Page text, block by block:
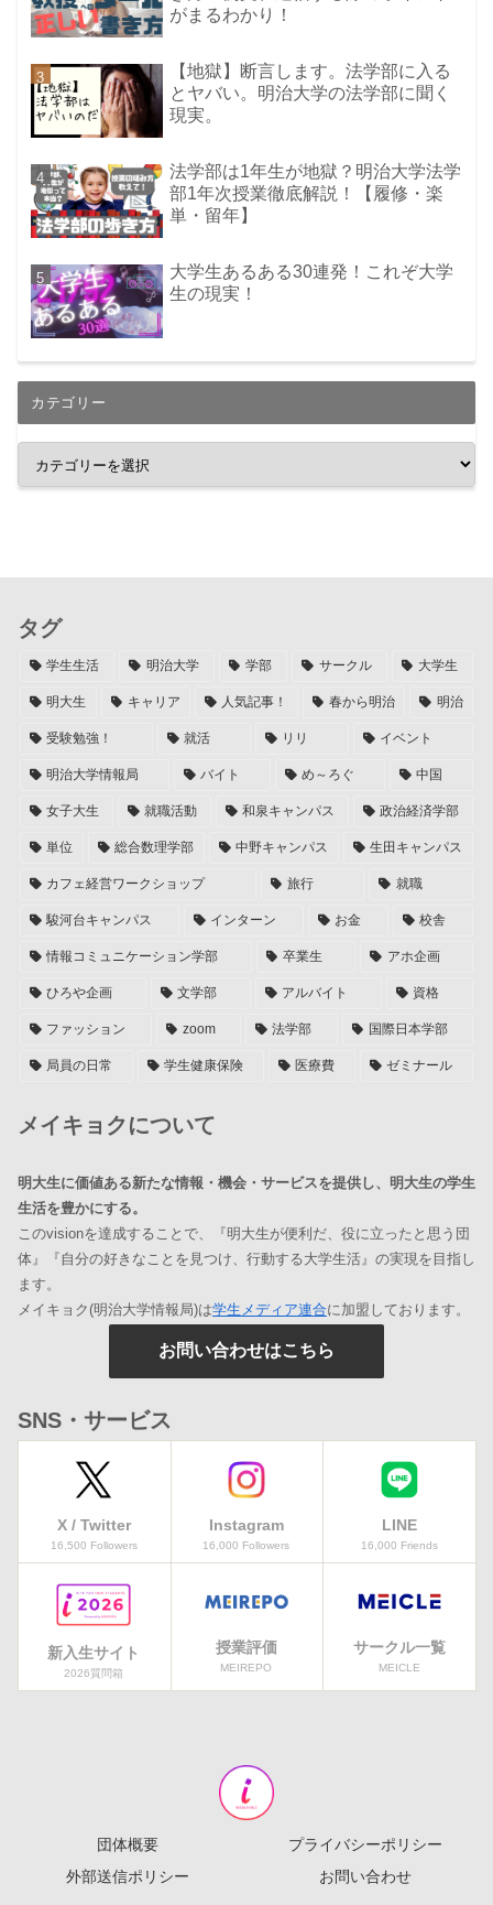
がまるわかり！
【地獄】断言します。法学部に入る
とヤバい。明治大学の法学部に聞く
現実。
法学部は1年生が地獄？明治大学法学
部1年次授業徹底解説！【履修・楽
単・留年】
大学生あるある30連発！これぞ大学
生の現実！
カテゴリー
タグ
学生生活 明治大学 学部 サークル 大学生
明大生 キャリア 人気記事！ 春から明治 明治
受験勉強！ 就活 リリ イベント
明治大学情報局 バイト め～ろぐ 中国
女子大生 就職活動 和泉キャンパス 政治経済学部
単位 総合数理学部 中野キャンパス 生田キャンパス
カフェ経営ワークショップ 旅行 就職
駿河台キャンパス インターン お金 校舎
情報コミュニケーション学部 卒業生 アホ企画
ひろや企画 文学部 アルバイト 資格
ファッション zoom 法学部 国際日本学部
局員の日常 学生健康保険 医療費 ゼミナール
メイキョクについて
明大生に価値ある新たな情報・機会・サービスを提供し、明大生の学生
生活を豊かにする。
このvisionを達成することで、『明大生が便利だ、役に立ったと思う団
体』『自分の好きなことを見つけ、行動する大学生活』の実現を目指し
ます。
メイキョク(明治大学情報局)は学生メディア連合に加盟しております。
お問い合わせはこちら
SNS・サービス
X / Twitter
16,500 Followers
Instagram
16,000 Followers
LINE
16,000 Friends
新入生サイト
2026質問箱
授業評価
MEIREPO
サークル一覧
MEICLE
団体概要
プライバシーポリシー
外部送信ポリシー
お問い合わせ